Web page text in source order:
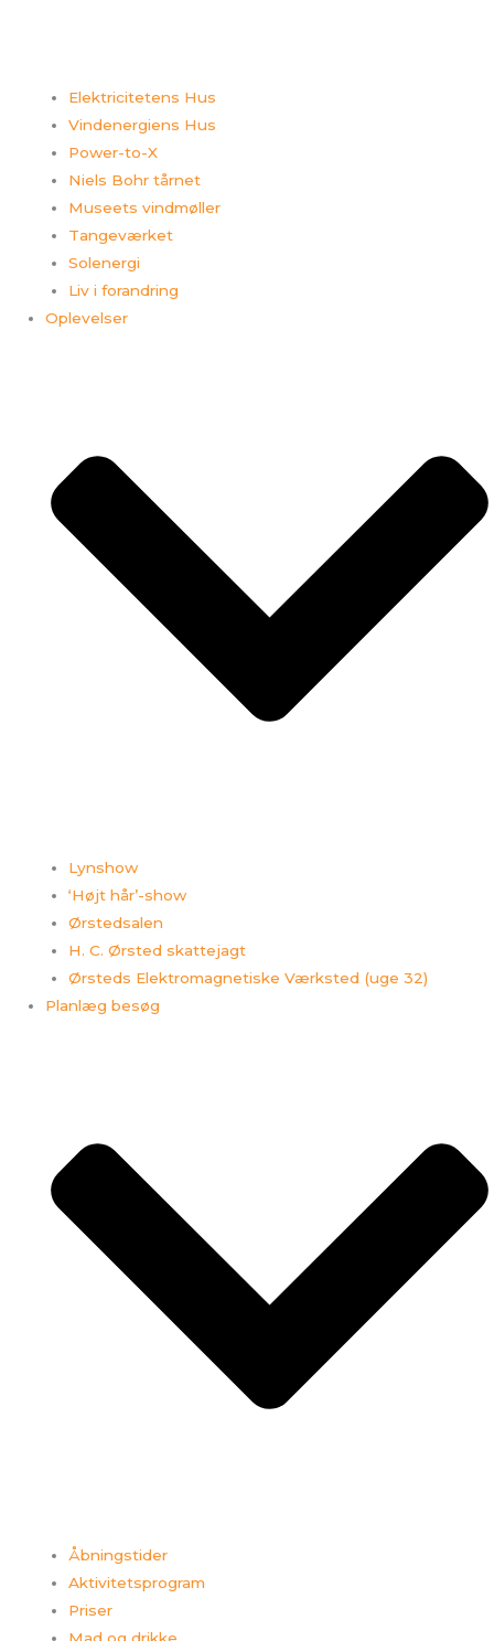
Elektricitetens Hus
Vindenergiens Hus
Power-to-X
Niels Bohr tårnet
Museets vindmøller
Tangeværket
Solenergi
Liv i forandring
Oplevelser
Lynshow
‘Højt hår’-show
Ørstedsalen
H. C. Ørsted skattejagt
Ørsteds Elektromagnetiske Værksted (uge 32)
Planlæg besøg
Åbningstider
Aktivitetsprogram
Priser